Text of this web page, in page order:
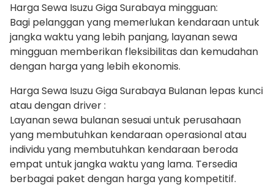
Harga Sewa Isuzu Giga Surabaya mingguan:
Bagi pelanggan yang memerlukan kendaraan untuk
jangka waktu yang lebih panjang, layanan sewa
mingguan memberikan fleksibilitas dan kemudahan
dengan harga yang lebih ekonomis.
Harga Sewa Isuzu Giga Surabaya Bulanan lepas kunci
atau dengan driver :
Layanan sewa bulanan sesuai untuk perusahaan
yang membutuhkan kendaraan operasional atau
individu yang membutuhkan kendaraan beroda
empat untuk jangka waktu yang lama. Tersedia
berbagai paket dengan harga yang kompetitif.